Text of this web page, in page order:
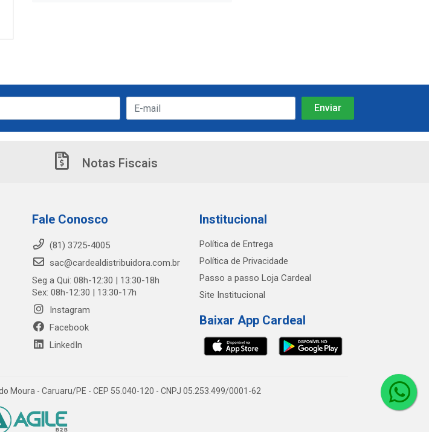
Notas Fiscais
Fale Conosco
(81) 3725-4005
sac@cardealdistribuidora.com.br
Seg a Qui: 08h-12:30 | 13:30-18h
Sex: 08h-12:30 | 13:30-17h
Instagram
Facebook
LinkedIn
Institucional
Política de Entrega
Política de Privacidade
Passo a passo Loja Cardeal
Site Institucional
Baixar App Cardeal
Moura - Caruaru/PE - CEP 55.040-120 - CNPJ 05.253.499/0001-62